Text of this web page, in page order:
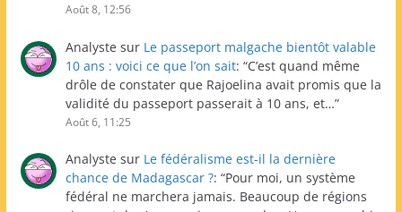
Août 8, 12:56
Analyste sur Le passeport malgache bientôt valable
10 ans : voici ce que l’on sait: “C’est quand même
drôle de constater que Rajoelina avait promis que la
validité du passeport passerait à 10 ans, et…”
Août 6, 11:25
Analyste sur Le fédéralisme est-il la dernière
chance de Madagascar ?: “Pour moi, un système
fédéral ne marchera jamais. Beaucoup de régions